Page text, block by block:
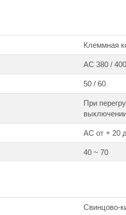
Клеммная
АС 380 /
50 / 60
При
АС от + 20
40 ~ 70
Свинцово-